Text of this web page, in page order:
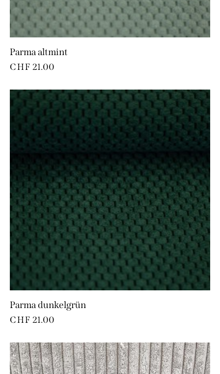
Parma altmint
CHF 21.00
Parma dunkelgrün
CHF 21.00